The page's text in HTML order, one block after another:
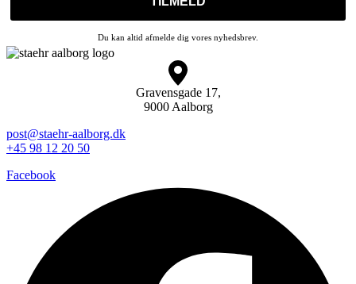
Du kan altid afmelde dig vores nyhedsbrev.
Gravensgade 17,
9000 Aalborg
post@staehr-aalborg.dk
+45 98 12 20 50
Facebook